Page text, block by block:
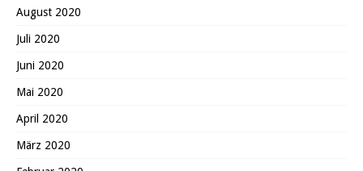
August 2020
Juli 2020
Juni 2020
Mai 2020
April 2020
März 2020